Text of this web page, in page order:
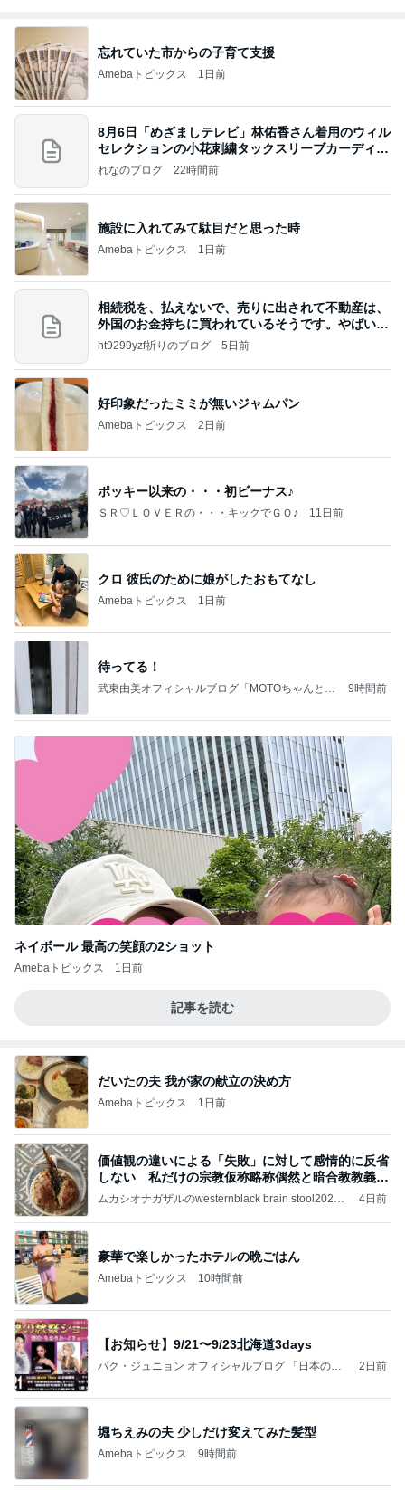
忘れていた市からの子育て支援
Amebaトピックス 1日前
8月6日「めざましテレビ」林佑香さん着用のウィル
セレクションの小花刺繍タックスリーブカーディガ
ン
れなのブログ 22時間前
施設に入れてみて駄目だと思った時
Amebaトピックス 1日前
相続税を、払えないで、売りに出されて不動産は、
外国のお金持ちに買われているそうです。やばいで
すよ
ht9299yzf祈りのブログ 5日前
好印象だったミミが無いジャムパン
Amebaトピックス 2日前
ポッキー以来の・・・初ビーナス♪
ＳＲ♡ＬＯＶＥＲの・・・キックでＧＯ♪ 11日前
クロ 彼氏のために娘がしたおもてなし
Amebaトピックス 1日前
待ってる！
武東由美オフィシャルブログ「MOTOちゃんとの
9時間前
ネイボール 最高の笑顔の2ショット
Amebaトピックス 1日前
記事を読む
だいたの夫 我が家の献立の決め方
Amebaトピックス 1日前
価値観の違いによる「失敗」に対して感情的に反省
しない 私だけの宗教仮称略称偶然と暗合教教義候
補
ムカシオナガザルのwesternblack brain stool2024
ガザル
4日前
豪華で楽しかったホテルの晩ごはん
Amebaトピックス 10時間前
【お知らせ】9/21〜9/23北海道3days
パク・ジュニョン オフィシャルブログ 「日本の
2日前
堀ちえみの夫 少しだけ変えてみた髪型
Amebaトピックス 9時間前